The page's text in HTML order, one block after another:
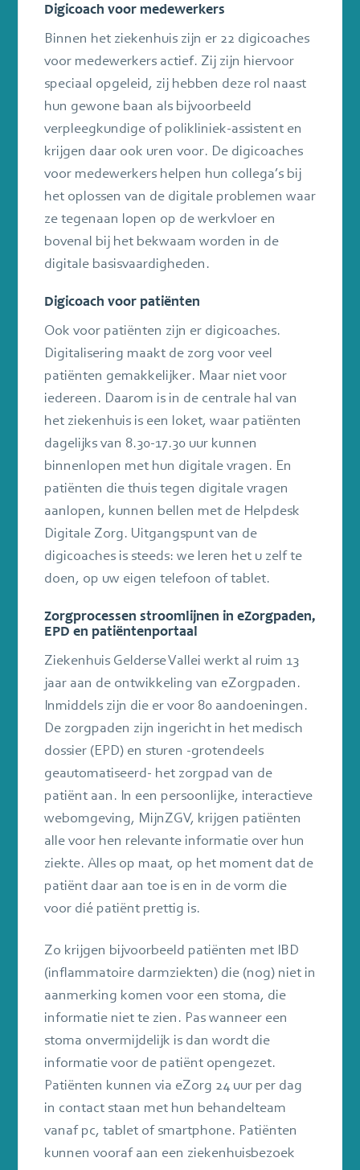
Digicoach voor medewerkers
Binnen het ziekenhuis zijn er 22 digicoaches
voor medewerkers actief. Zij zijn hiervoor
speciaal opgeleid, zij hebben deze rol naast
hun gewone baan als bijvoorbeeld
verpleegkundige of polikliniek-assistent en
krijgen daar ook uren voor. De digicoaches
voor medewerkers helpen hun collega’s bij
het oplossen van de digitale problemen waar
ze tegenaan lopen op de werkvloer en
bovenal bij het bekwaam worden in de
digitale basisvaardigheden.
Digicoach voor patiënten
Ook voor patiënten zijn er digicoaches.
Digitalisering maakt de zorg voor veel
patiënten gemakkelijker. Maar niet voor
iedereen. Daarom is in de centrale hal van
het ziekenhuis is een loket, waar patiënten
dagelijks van 8.30-17.30 uur kunnen
binnenlopen met hun digitale vragen. En
patiënten die thuis tegen digitale vragen
aanlopen, kunnen bellen met de Helpdesk
Digitale Zorg. Uitgangspunt van de
digicoaches is steeds: we leren het u zelf te
doen, op uw eigen telefoon of tablet.
Zorgprocessen stroomlijnen in eZorgpaden,
EPD en patiëntenportaal
Ziekenhuis Gelderse Vallei werkt al ruim 13
jaar aan de ontwikkeling van eZorgpaden.
Inmiddels zijn die er voor 80 aandoeningen.
De zorgpaden zijn ingericht in het medisch
dossier (EPD) en sturen -grotendeels
geautomatiseerd- het zorgpad van de
patiënt aan. In een persoonlijke, interactieve
webomgeving, MijnZGV, krijgen patiënten
alle voor hen relevante informatie over hun
ziekte. Alles op maat, op het moment dat de
patiënt daar aan toe is en in de vorm die
voor dié patiënt prettig is.
Zo krijgen bijvoorbeeld patiënten met IBD
(inflammatoire darmziekten) die (nog) niet in
aanmerking komen voor een stoma, die
informatie niet te zien. Pas wanneer een
stoma onvermijdelijk is dan wordt die
informatie voor de patiënt opengezet.
Patiënten kunnen via eZorg 24 uur per dag
in contact staan met hun behandelteam
vanaf pc, tablet of smartphone. Patiënten
kunnen vooraf aan een ziekenhuisbezoek